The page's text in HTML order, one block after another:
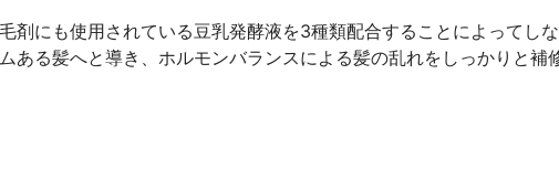
剤にも使用されている豆乳発酵液を3種類配合することによってし
ある髪へと導き、ホルモンバランスによる髪の乱れをしっかりと補